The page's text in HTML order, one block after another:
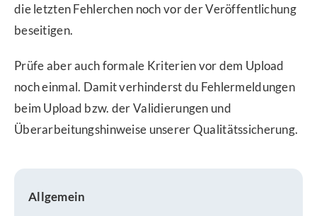
die letzten Fehlerchen noch vor der Veröffentlichung
beseitigen.
Prüfe aber auch formale Kriterien vor dem Upload
noch einmal. Damit verhinderst du Fehlermeldungen
beim Upload bzw. der Validierungen und
Überarbeitungshinweise unserer Qualitätssicherung.
Allgemein